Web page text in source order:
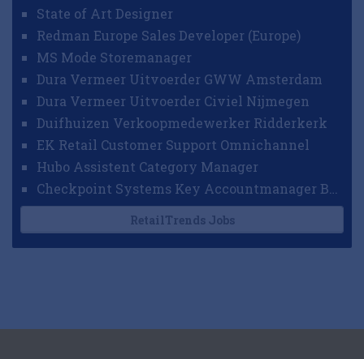
State of Art Designer
Redman Europe Sales Developer (Europe)
MS Mode Storemanager
Dura Vermeer Uitvoerder GWW Amsterdam
Dura Vermeer Uitvoerder Civiel Nijmegen
Duifhuizen Verkoopmedewerker Ridderkerk
EK Retail Customer Support Omnichannel
Hubo Assistent Category Manager
RetailTrends Jobs